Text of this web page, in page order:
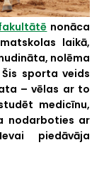
nonāca
laikā,
nolēma
sporta veids
– vēlas ar to
medicīnu,
nodarboties ar
piedāvāja